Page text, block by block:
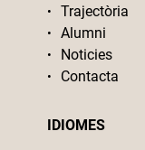
Trajectòria
Alumni
Noticies
Contacta
IDIOMES